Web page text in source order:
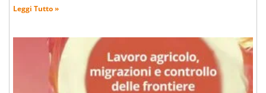
Leggi Tutto »